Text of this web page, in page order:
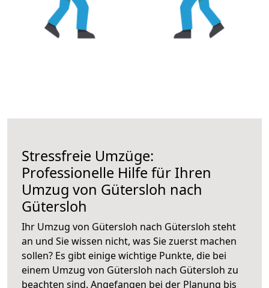
Stressfreie Umzüge:
Professionelle Hilfe für Ihren
Umzug von Gütersloh nach
Gütersloh
Ihr Umzug von Gütersloh nach Gütersloh steht
an und Sie wissen nicht, was Sie zuerst machen
sollen? Es gibt einige wichtige Punkte, die bei
einem Umzug von Gütersloh nach Gütersloh zu
beachten sind. Angefangen bei der Planung bis